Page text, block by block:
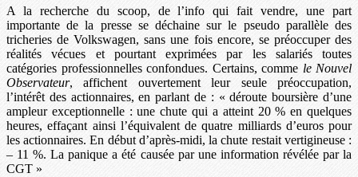
A la recherche du scoop, de l’info qui fait vendre, une part
importante de la presse se déchaine sur le pseudo parallèle des
tricheries de Volkswagen, sans une fois encore, se préoccuper des
réalités vécues et pourtant exprimées par les salariés toutes
catégories professionnelles confondues. Certains, comme le Nouvel
Observateur, affichent ouvertement leur seule préoccupation,
l’intérêt des actionnaires, en parlant de : « déroute boursière d’une
ampleur exceptionnelle : une chute qui a atteint 20 % en quelques
heures, effaçant ainsi l’équivalent de quatre milliards d’euros pour
les actionnaires. En début d’après-midi, la chute restait vertigineuse :
– 11 %. La panique a été causée par une information révélée par la
CGT »